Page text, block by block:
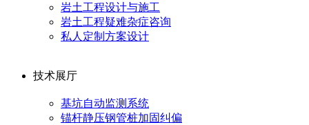
岩土工程设计与施工
岩土工程疑难杂症咨询
私人定制方案设计
技术展厅
基坑自动监测系统
锚杆静压钢管桩加固纠偏